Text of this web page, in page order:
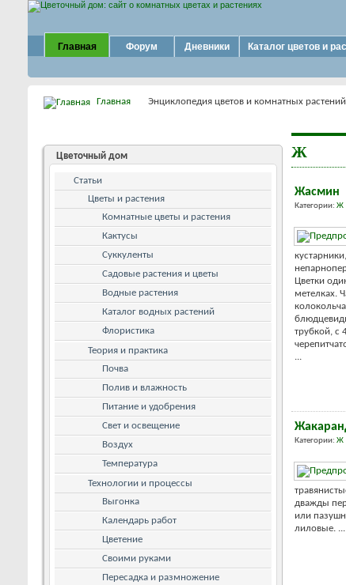
Главная Форум Дневники Каталог цветов и
Главная Энциклопедия цветов и комнатных растений
Ж
Жасмин
Категории: Ж
Цветки
метелках.
трубкой, с
Категории: Ж
дважды
или
лиловые. ...
Цветочный дом
Статьи
Цветы и растения
Комнатные цветы и растения
Кактусы
Суккуленты
Садовые растения и цветы
Водные растения
Каталог водных растений
Флористика
Теория и практика
Почва
Полив и влажность
Питание и удобрения
Свет и освещение
Воздух
Температура
Технологии и процессы
Выгонка
Календарь работ
Цветение
Своими руками
Пересадка и размножение